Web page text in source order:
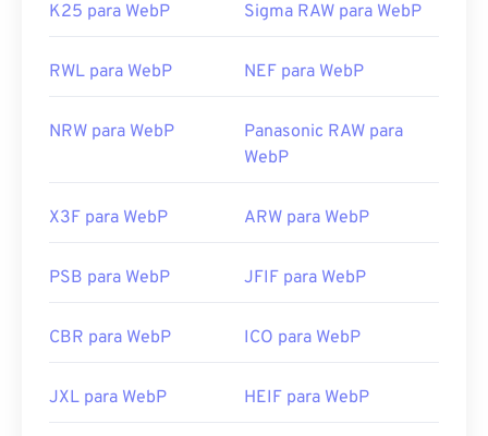
K25 para WebP Sigma RAW para WebP
RWL para WebP NEF para WebP
NRW para WebP
Panasonic RAW para
WebP
X3F para WebP ARW para WebP
PSB para WebP JFIF para WebP
CBR para WebP ICO para WebP
JXL para WebP HEIF para WebP